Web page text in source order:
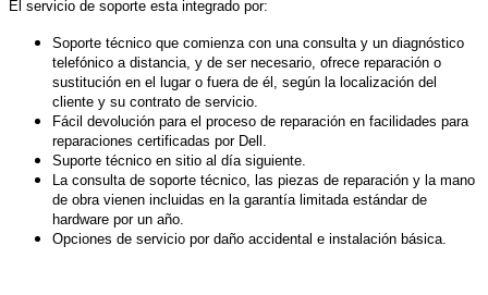
El servicio de soporte esta integrado por:
Soporte técnico que comienza con una consulta y un diagnóstico
telefónico a distancia, y de ser necesario, ofrece reparación o
sustitución en el lugar o fuera de él, según la localización del
cliente y su contrato de servicio.
Fácil devolución para el proceso de reparación en facilidades para
reparaciones certificadas por Dell.
Suporte técnico en sitio al día siguiente.
La consulta de soporte técnico, las piezas de reparación y la mano
de obra vienen incluidas en la garantía limitada estándar de
hardware por un año.
Opciones de servicio por daño accidental e instalación básica.